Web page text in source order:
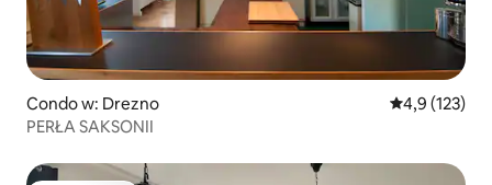
Condo w: Drezno Średnia
4,9 (123)
PERŁA SAKSONII